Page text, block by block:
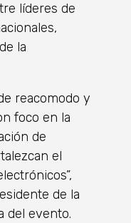
líderes de
la
reacomodo y
foco en la
de
el
de la
del evento.